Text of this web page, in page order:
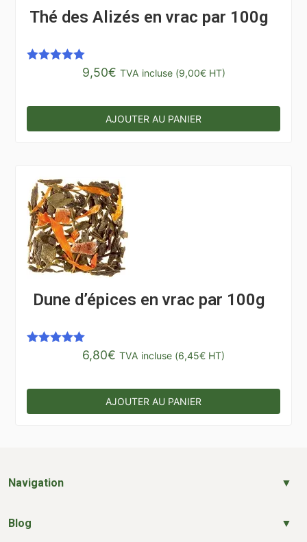
Thé des Alizés en vrac par 100g
9,50€ TVA incluse (9,00€HT)
AJOUTER AU PANIER
Dune d’épices en vrac par 100g
6,80€ TVA incluse (6,45€ HT)
AJOUTER AU PANIER
Navigation
Blog